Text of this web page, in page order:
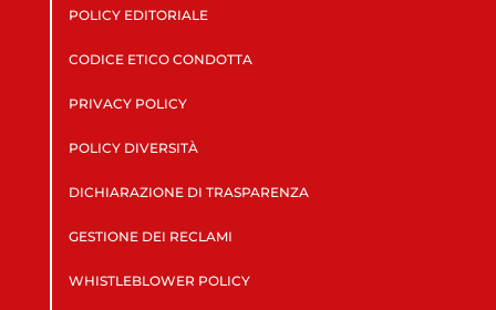
POLICY EDITORIALE
CODICE ETICO CONDOTTA
PRIVACY POLICY
POLICY DIVERSITÀ
DICHIARAZIONE DI TRASPARENZA
GESTIONE DEI RECLAMI
WHISTLEBLOWER POLICY